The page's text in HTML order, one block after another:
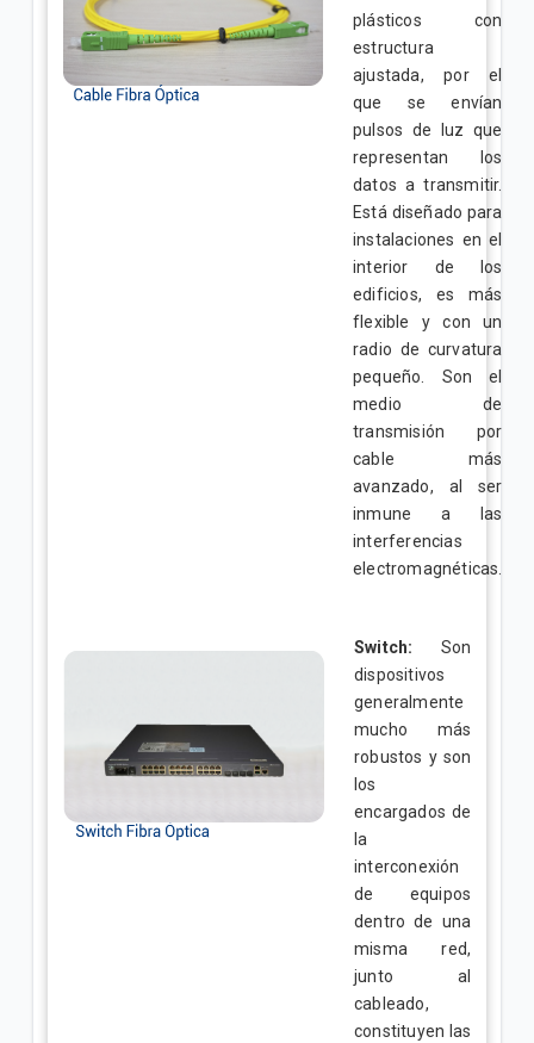
plásticos con
estructura
ajustada, por el
que se envían
pulsos de luz que
representan los
datos a transmitir.
Está diseñado para
instalaciones en el
interior de los
edificios, es más
flexible y con un
radio de curvatura
pequeño. Son el
medio de
transmisión por
cable más
avanzado, al ser
inmune a las
interferencias
electromagnéticas.
Switch: Son
dispositivos
generalmente
mucho más
robustos y son
los
encargados de
la
interconexión
de equipos
dentro de una
misma red,
junto al
cableado,
constituyen las